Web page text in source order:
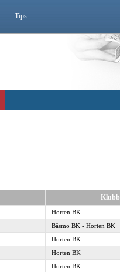
Tips
Klubb
Horten BK
Båsmo BK - Horten BK
Horten BK
Horten BK
Horten BK